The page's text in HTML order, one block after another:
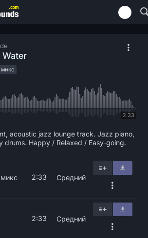
2:33
acoustic jazz lounge track. Jazz piano,
drums. Happy / Relaxed / Easy-going.
2:33 Средний
2:33 Средний